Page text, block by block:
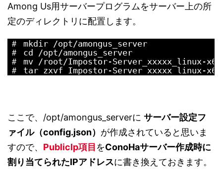
Among Us用サーバープログラムをサーバー上の所
定のディレクトリに配置します。
＃ mkdir /opt/amongus_server
＃
cd /opt/amongus_server
＃
mv / root/Impostor-Server_xxxxx_linux -x64
＃
tar zxvf Impostor-Server_xxxxx_linux -x64
ここで、/opt/amongus_serverに サーバー設定フ
ァイル（config.json） が作成されていると思いま
すので、 PublicIp項目 をConoHaサーバー作成時に
割り当てられたIPアドレスに書き換えておきます。